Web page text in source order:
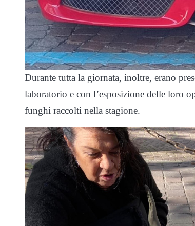
Durante tutta la giornata, inoltre, erano
laboratorio e con l’esposizione delle loro
funghi raccolti nella stagione.